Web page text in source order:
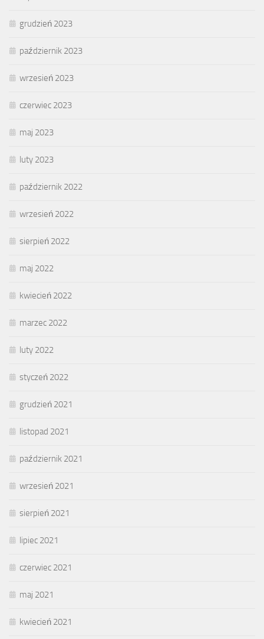
grudzień 2023
październik 2023
wrzesień 2023
czerwiec 2023
maj 2023
luty 2023
październik 2022
wrzesień 2022
sierpień 2022
maj 2022
kwiecień 2022
marzec 2022
luty 2022
styczeń 2022
grudzień 2021
listopad 2021
październik 2021
wrzesień 2021
sierpień 2021
lipiec 2021
czerwiec 2021
maj 2021
kwiecień 2021